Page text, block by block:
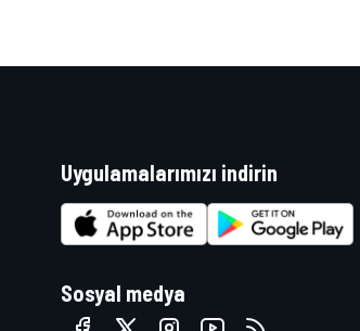
Uygulamalarımızı indirin
Sosyal medya